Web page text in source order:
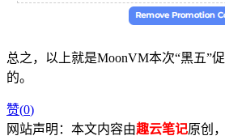
总之，以上就是MoonVM本次“黑五”
的。
赞(0)
网站声明：本文内容由趣云笔记原创